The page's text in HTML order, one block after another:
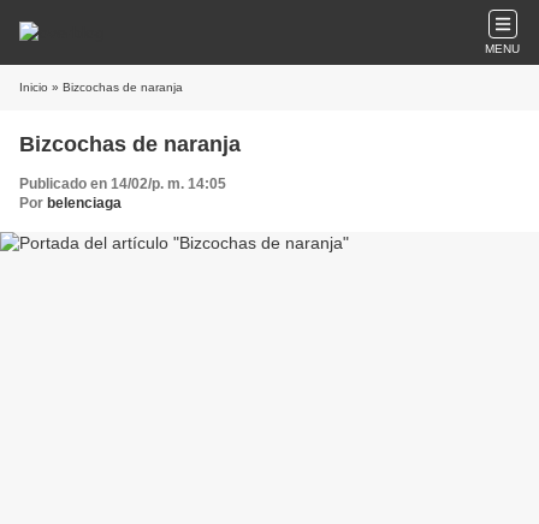
MENU
Inicio » Bizcochas de naranja
Bizcochas de naranja
Publicado en 14/02/p. m. 14:05
Por belenciaga